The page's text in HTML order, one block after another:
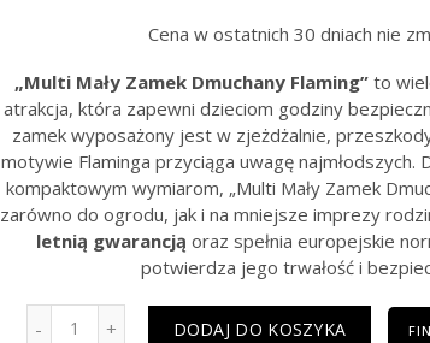
Cena w ostatnich 30 dniach nie
„Multi Mały Zamek Dmuchany Flaming” to
atrakcja, która zapewni dzieciom godziny
zamek wyposażony jest w zjeżdżalnie,
motywie Flaminga przyciąga uwagę najmłodszych.
kompaktowym wymiarom, „Multi Mały Zamek
zarówno do ogrodu, jak i na mniejsze imprezy
letnią gwarancją oraz spełnia europejskie
potwierdza jego trwałość i
Ilość
DODAJ DO KOSZYKA